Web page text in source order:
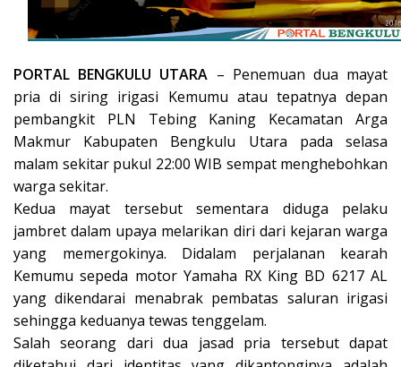
PORTAL BENGKULU UTARA – Penemuan dua mayat
pria di siring irigasi Kemumu atau tepatnya depan
pembangkit PLN Tebing Kaning Kecamatan Arga
Makmur Kabupaten Bengkulu Utara pada selasa
malam sekitar pukul 22:00 WIB sempat menghebohkan
warga sekitar.
Kedua mayat tersebut sementara diduga pelaku
jambret dalam upaya melarikan diri dari kejaran warga
yang memergokinya. Didalam perjalanan kearah
Kemumu sepeda motor Yamaha RX King BD 6217 AL
yang dikendarai menabrak pembatas saluran irigasi
sehingga keduanya tewas tenggelam.
Salah seorang dari dua jasad pria tersebut dapat